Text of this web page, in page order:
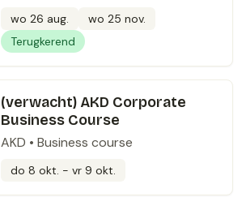
wo 26 aug.
wo 25 nov.
Terugkerend
(verwacht) AKD Corporate
Business Course
AKD • Business course
do 8 okt. - vr 9 okt.